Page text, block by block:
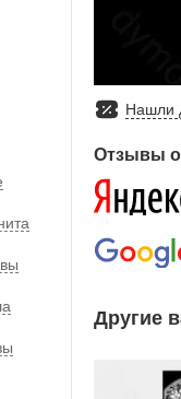
Нашли
Отзывы
Другие